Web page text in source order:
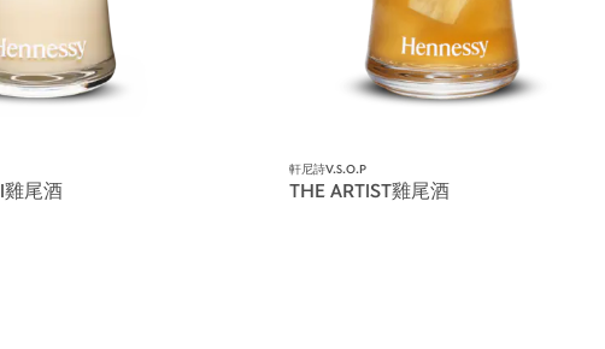
雞尾酒
軒尼詩V.S.O.P
THE ARTIST雞尾酒